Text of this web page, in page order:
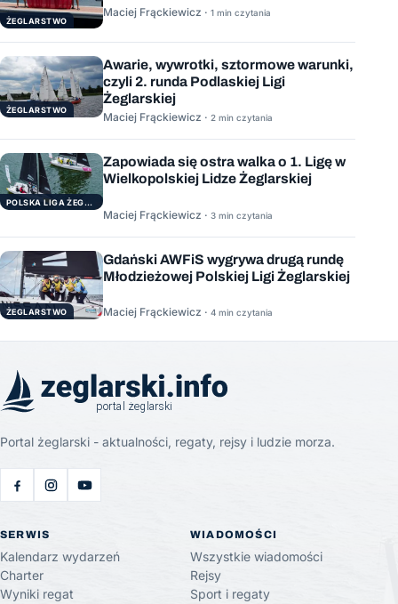
ŻEGLARSTWO
Maciej Frąckiewicz · 1 min czytania
ŻEGLARSTWO
Awarie, wywrotki, sztormowe warunki,
czyli 2. runda Podlaskiej Ligi
Żeglarskiej
Maciej Frąckiewicz · 2 min czytania
POLSKA LIGA ŻEGLARSKA
Zapowiada się ostra walka o 1. Ligę w
Wielkopolskiej Lidze Żeglarskiej
Maciej Frąckiewicz · 3 min czytania
ŻEGLARSTWO
Gdański AWFiS wygrywa drugą rundę
Młodzieżowej Polskiej Ligi Żeglarskiej
Maciej Frąckiewicz · 4 min czytania
Portal żeglarski - aktualności, regaty, rejsy i ludzie morza.
SERWIS
Kalendarz wydarzeń
Charter
Wyniki regat
WIADOMOŚCI
Wszystkie wiadomości
Rejsy
Sport i regaty